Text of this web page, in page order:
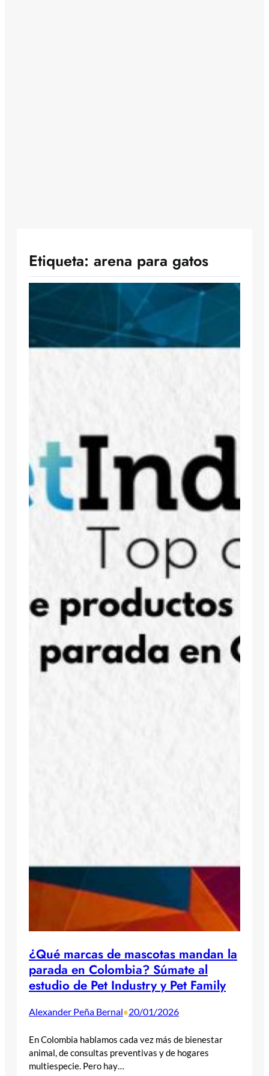
Etiqueta: arena para gatos
¿Qué marcas de mascotas mandan la
parada en Colombia? Súmate al
estudio de Pet Industry y Pet Family
Alexander Peña Bernal•20/01/2026
En Colombia hablamos cada vez más de bienestar
animal, de consultas preventivas y de hogares
multiespecie. Pero hay…